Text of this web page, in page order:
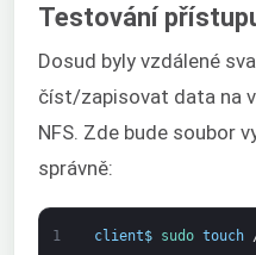
Testování
Dosud byly vzdálené
číst/zapisovat data na
NFS. Zde bude soubor
správně:
1 client$ sudo touch